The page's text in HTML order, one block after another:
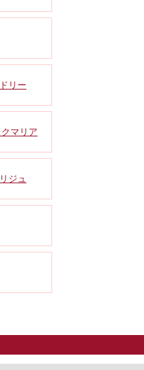
リー
マリア
ジュ